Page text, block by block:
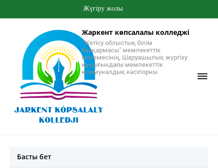
Жүгіру жолы
Жаркент көпсалалы колледжі
"Жетісу облыстық білім
басқармасы" мемлекеттік
мекемесінің, Шаруашылық жүргізу
құқығындағы мемлекеттік
коммуналдық кәсіпорны
Басты бет